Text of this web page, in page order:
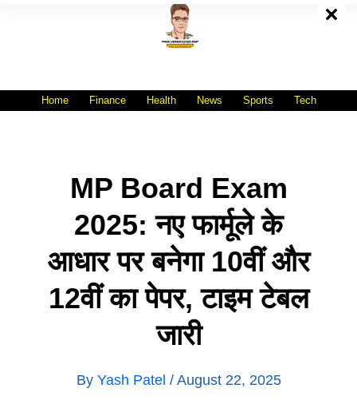
Home Finance Health News Sports Tech
MP Board Exam
2025: नए फार्मूले के
आधार पर बनेगा 10वीं और
12वीं का पेपर, टाइम टेबल
जारी
By Yash Patel / August 22, 2025